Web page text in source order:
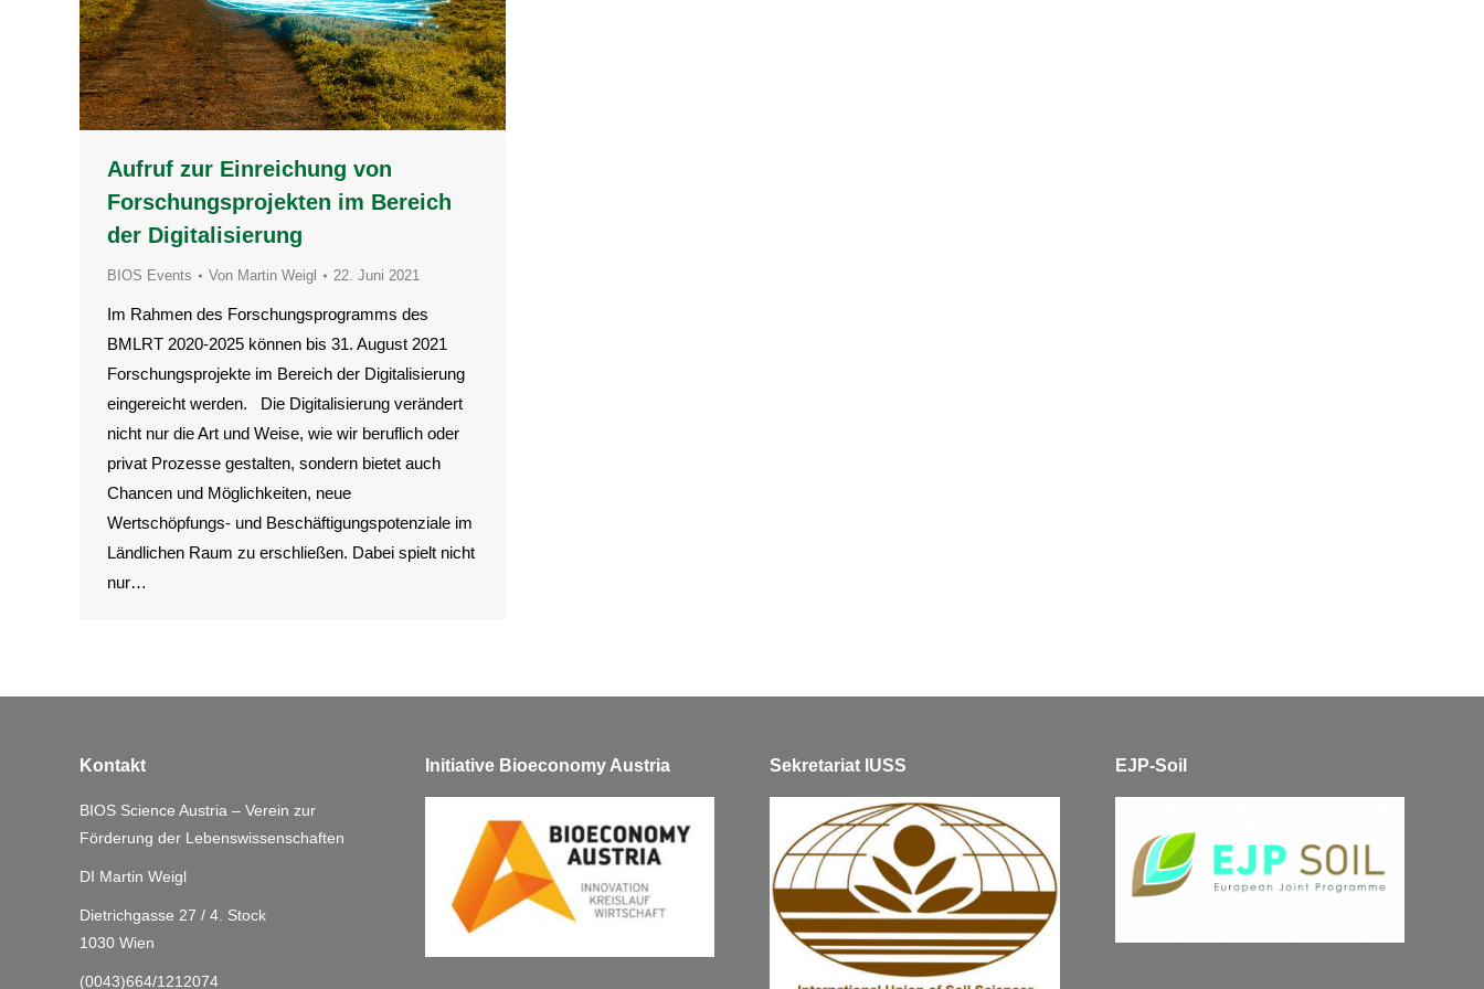
Aufruf zur Einreichung von
Forschungsprojekten im Bereich
der Digitalisierung
BIOS Events Von Martin Weigl 22. Juni 2021
Im Rahmen des Forschungsprogramms des
BMLRT 2020-2025 können bis 31. August 2021
Forschungsprojekte im Bereich der Digitalisierung
eingereicht werden. Die Digitalisierung verändert
nicht nur die Art und Weise, wie wir beruflich oder
privat Prozesse gestalten, sondern bietet auch
Chancen und Möglichkeiten, neue
Wertschöpfungs- und Beschäftigungspotenziale im
Ländlichen Raum zu erschließen. Dabei spielt nicht
nur…
Kontakt
BIOS Science Austria – Verein zur
Förderung der Lebenswissenschaften
DI Martin Weigl
Dietrichgasse 27 / 4. Stock
1030 Wien
(0043)664/1212074
Initiative Bioeconomy Austria Sekretariat IUSS EJP-Soil